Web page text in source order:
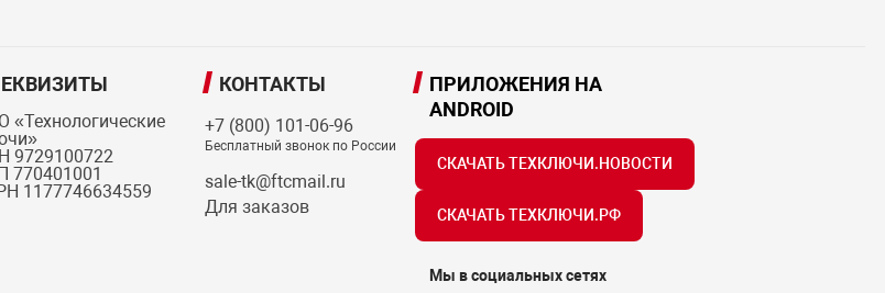
«Технологические
9729100722
770401001
1177746634559
КОНТАКТЫ
+7 (800) 101-06-96
Бесплатный звонок по России
sale-tk@ftcmail.ru
Для заказов
ПРИЛОЖЕНИЯ НА
ANDROID
СКАЧАТЬ ТЕХКЛЮЧИ.НОВОСТИ
СКАЧАТЬ ТЕХКЛЮЧИ.РФ
Мы в социальных сетях